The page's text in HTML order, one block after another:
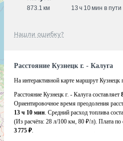
873.1 км 13 ч 10 мин в пути
Нашли ошибку?
Расстояние Кузнецк г. - Калуга
На интерактивной карте маршрут Кузнецк
Расстояние Кузнецк г. - Калуга составляет
Ориентировочное время преодоления
13 ч 10 мин. Средний расход топлива
(Из расчёта: 28 л/100 км, 80 ₽/л). Плата по
3 775 ₽.